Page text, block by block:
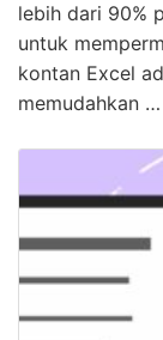
lebih dari 90%
untuk
kontan Excel
memudahkan …